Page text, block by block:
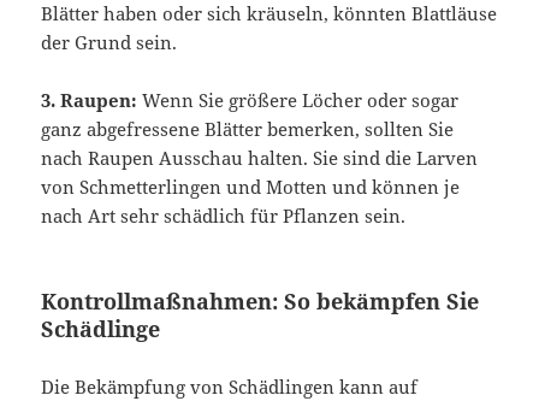
Blätter haben oder sich kräuseln, könnten Blattläuse
der Grund sein.
3. Raupen: Wenn Sie größere Löcher oder sogar
ganz abgefressene Blätter bemerken, sollten Sie
nach Raupen Ausschau halten. Sie sind die Larven
von Schmetterlingen und Motten und können je
nach Art sehr schädlich für Pflanzen sein.
Kontrollmaßnahmen: So bekämpfen Sie
Schädlinge
Die Bekämpfung von Schädlingen kann auf